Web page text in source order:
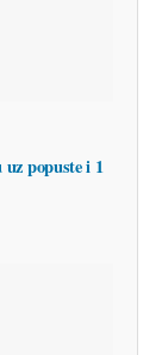
popuste i 1